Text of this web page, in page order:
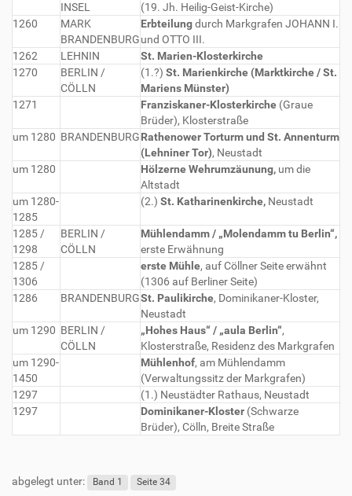
INSEL
(19. Jh. Heilig-Geist-Kirche)
1260
MARK
BRANDENBURG
Erbteilungdurch Markgrafen JOHANN I.
und OTTO III.
1262
LEHNIN
St. Marien-Klosterkirche
1270
BERLIN /
CÖLLN
(1.?) St. Marienkirche (Marktkirche / St.
Mariens Münster)
1271
Franziskaner-Klosterkirche (Graue
Brüder), Klosterstraße
um 1280 BRANDENBURGRathenower Torturm und St. Annenturm
(Lehniner Tor), Neustadt
um 1280
Hölzerne Wehrumzäunung, um die
Altstadt
um 1280-
1285
(2.) St. Katharinenkirche, Neustadt
1285 /
1298
BERLIN /
CÖLLN
Mühlendamm / „Molendamm tu Berlin“,
erste Erwähnung
1285 /
1306
erste Mühle, auf Cöllner Seite erwähnt
(1306 auf Berliner Seite)
1286
BRANDENBURGSt. Paulikirche, Dominikaner-Kloster,
Neustadt
um 1290 BERLIN /
CÖLLN
„Hohes Haus“ / „aula Berlin“,
Klosterstraße, Residenz des Markgrafen
um 1290-
1450
Mühlenhof, am Mühlendamm
(Verwaltungssitz der Markgrafen)
1297
(1.) Neustädter Rathaus, Neustadt
1297
Dominikaner-Kloster (Schwarze
Brüder), Cölln, Breite Straße
abgelegt unter: Band 1 Seite 34